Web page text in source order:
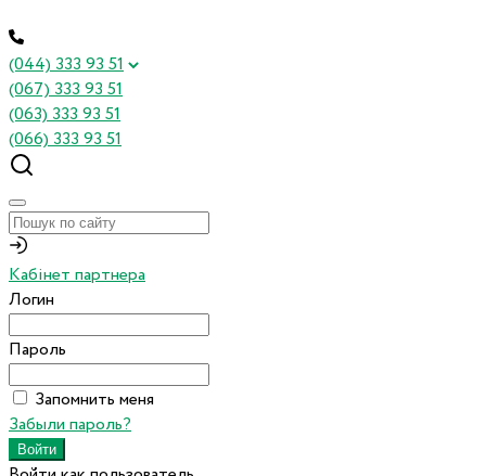
(044) 333 93 51
(067) 333 93 51
(063) 333 93 51
(066) 333 93 51
Кабінет партнера
Логин
Пароль
Запомнить меня
Забыли пароль?